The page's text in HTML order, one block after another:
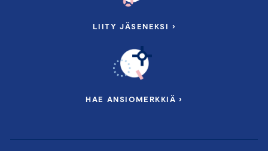
LIITY JÄSENEKSI ›
HAE ANSIOMERKKIÄ ›